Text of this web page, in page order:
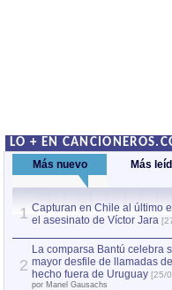
LO + EN
Más nuevo Más
1 Capturan en Chile al último
el asesinato de Víctor Jara
2
La comparsa Bantú celebra
mayor desfile de llamadas
hecho fuera de Uruguay [25/
por Manel Gausachs